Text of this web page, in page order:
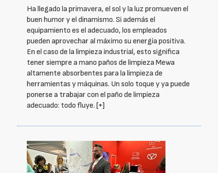
Ha llegado la primavera, el sol y la luz promueven el
buen humor y el dinamismo. Si además el
equipamiento es el adecuado, los empleados
pueden aprovechar al máximo su energía positiva.
En el caso de la limpieza industrial, esto significa
tener siempre a mano paños de limpieza Mewa
altamente absorbentes para la limpieza de
herramientas y máquinas. Un solo toque y ya puede
ponerse a trabajar con el paño de limpieza
adecuado: todo fluye. [+]